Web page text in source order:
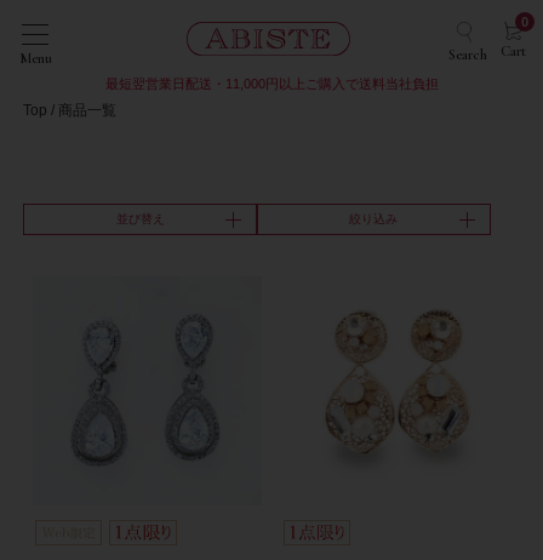
Menu Search Cart
0
最短翌営業日配送・11,000円以上ご購入で送料当社負担
Top 商品一覧
並び替え 絞り込み